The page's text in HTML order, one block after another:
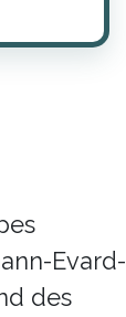
Evard-
des